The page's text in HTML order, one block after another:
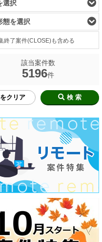
選択
態を選択
終了案件(CLOSE)も含める
該当案件数
5196件
クリア 検 索